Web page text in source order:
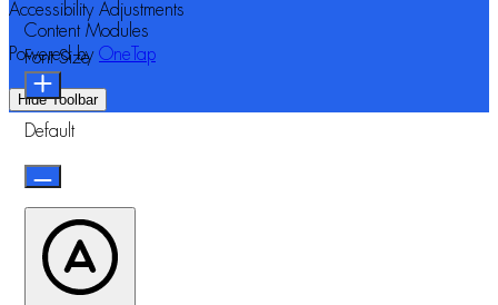
Accessibility Adjustments
Powered by OneTap
Hide Toolbar
Content Modules
Font Size
Default